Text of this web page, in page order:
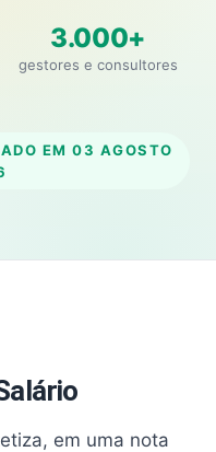
3.000+
gestores e consultores
EM 03 AGOSTO
em uma nota